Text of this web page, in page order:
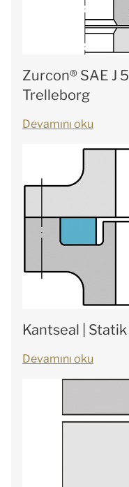
Zurcon® SAE J
Trelleborg
Devamını oku
Kantseal |
Devamını oku